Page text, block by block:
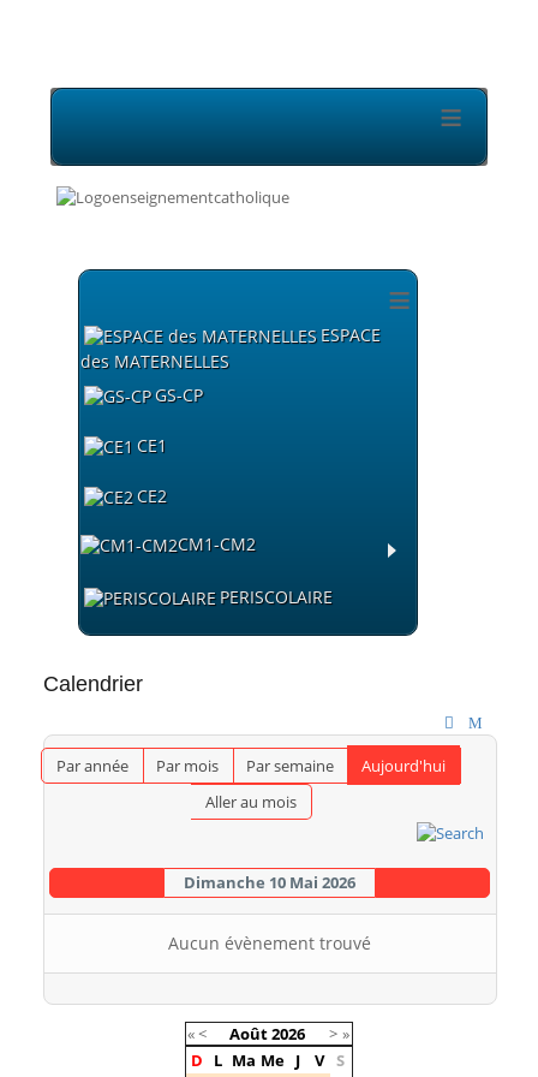
≡
≡
ESPACE
des MATERNELLES
GS-CP
CE1
CE2
CM1-CM2
PERISCOLAIRE
Calendrier
Par année Par mois Par semaine
Aujourd'hui
Aller au mois
Dimanche 10 Mai 2026
Aucun évènement trouvé
«< Août2026 > »
D
L Ma Me J V S